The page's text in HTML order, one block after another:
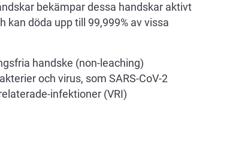
bekämpar dessa handskar aktivt
kan döda upp till 99,999% av vissa
handske (non-leaching)
och virus, som SARS-CoV-2
infektioner (VRI)